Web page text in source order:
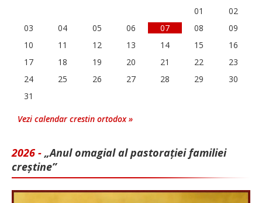
01
02
03
04 05 06 07 08
09
10
11 12 13 14 15
16
17
18 19 20 21 22
23
24
25 26 27 28 29
30
31
Vezi calendar crestin ortodox »
2026 - „Anul omagial al pastorației familiei
creștine”